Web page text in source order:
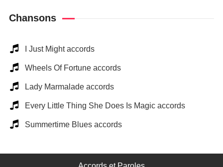
Chansons
I Just Might accords
Wheels Of Fortune accords
Lady Marmalade accords
Every Little Thing She Does Is Magic accords
Summertime Blues accords